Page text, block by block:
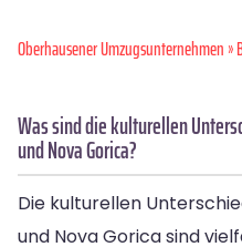
Oberhausener Umzugsunternehmen»
Was sind die kulturellen
und Nova Gorica?
Die kulturellen
und Nova Gorica sind